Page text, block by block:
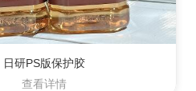
日研PS版保护胶
查看详情